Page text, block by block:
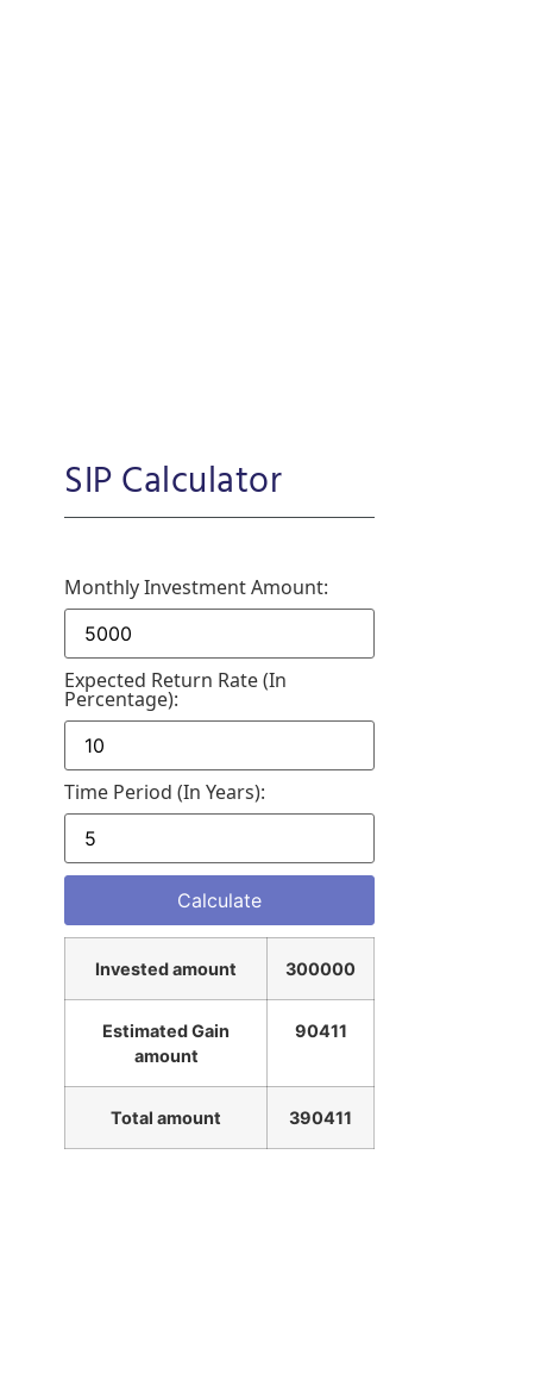
SIP Calculator
Monthly Investment Amount:
Expected Return Rate (in
Percentage):
Time Period (in Years):
Invested amount 300000
Estimated Gain
amount
90411
Total amount 390411